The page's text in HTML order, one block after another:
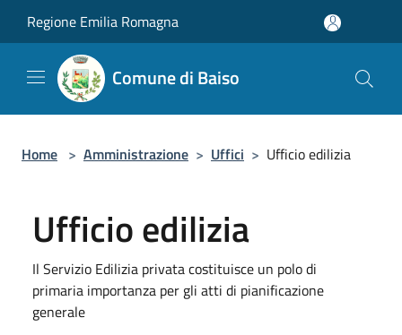
Regione Emilia Romagna
Comune di Baiso
Home > Amministrazione > Uffici > Ufficio edilizia
Ufficio edilizia
Il Servizio Edilizia privata costituisce un polo di
primaria importanza per gli atti di pianificazione
generale